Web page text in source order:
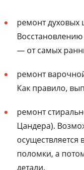
ремонт духовых
— от самых
ремонт
Как правило,
ремонт
Цандера).
осуществляется
поломки, а
детали.